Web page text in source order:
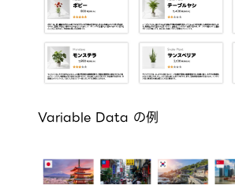
Variable Data の例